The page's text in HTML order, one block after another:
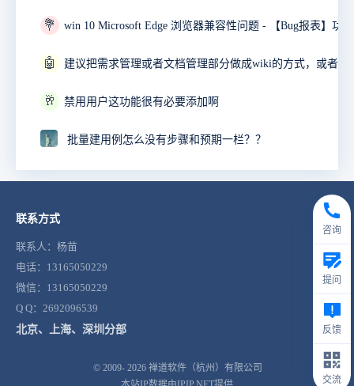
💐
🤖
🥂 禁用用户这功能很有必要添加啊
批量建用例怎么没有步骤和预期一栏？？
联系方式
联系人：杨苗
电话：13165050229
微信：13165050229
Q Q：2692096539
北京、上海、深圳分部
© 2009- 2026 禅道软件（杭州）有限公司
咨询
提问
反馈
交流